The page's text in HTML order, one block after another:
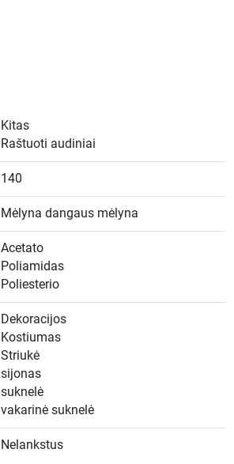
Kitas
Raštuoti audiniai
140
Mėlyna dangaus mėlyna
Acetato
Poliamidas
Poliesterio
Dekoracijos
Kostiumas
Striukė
sijonas
suknelė
vakarinė suknelė
Nelankstus